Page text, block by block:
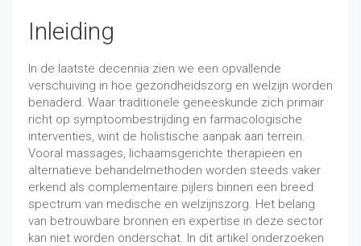
Inleiding
In de laatste decennia zien we een opvallende
verschuiving in hoe gezondheidszorg en welzijn worden
benaderd. Waar traditionele geneeskunde zich primair
richt op symptoombestrijding en farmacologische
interventies, wint de holistische aanpak aan terrein.
Vooral massages, lichaamsgerichte therapieën en
alternatieve behandelmethoden worden steeds vaker
erkend als complementaire pijlers binnen een breed
spectrum van medische en welzijnszorg. Het belang
van betrouwbare bronnen en expertise in deze sector
kan niet worden onderschat. In dit artikel onderzoeken